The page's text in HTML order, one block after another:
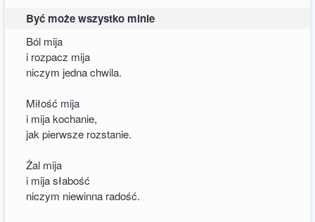
Być może wszystko minie
Ból mija
i rozpacz mija
niczym jedna chwila.
Miłość mija
i mija kochanie,
jak pierwsze rozstanie.
Żal mija
i mija słabość
niczym niewinna radość.